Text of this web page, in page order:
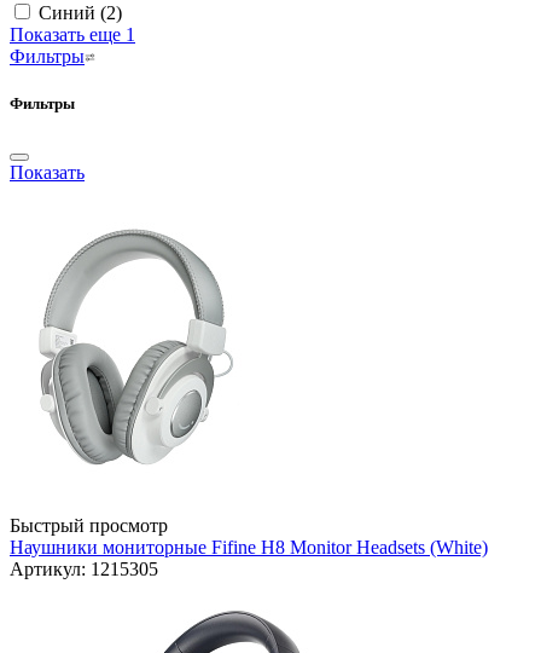
Синий (2)
Показать еще 1
Фильтры
Фильтры
Показать
Быстрый просмотр
Наушники мониторные Fifine H8 Monitor Headsets (White)
Артикул: 1215305